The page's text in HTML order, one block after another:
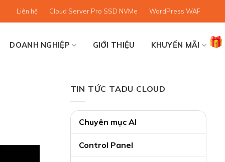
Liên hệ Cloud Server Pro SSD NVMe WordPress WAF
DOANH NGHIỆP GIỚI THIỆU KHUYẾN MÃI
TIN TỨC TADU CLOUD
Chuyên mục AI
Control Panel